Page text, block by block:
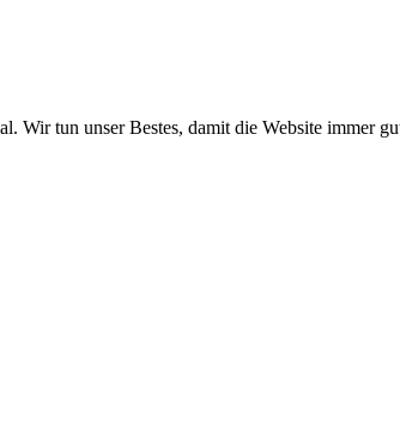
Wir tun unser Bestes, damit die Website immer